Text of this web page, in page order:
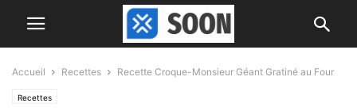
Accueil Recettes Recette Croque-Monsieur Géant Gratiné au Four
Recettes